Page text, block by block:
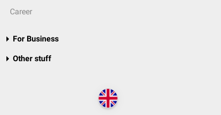
Career
For Business
Other stuff